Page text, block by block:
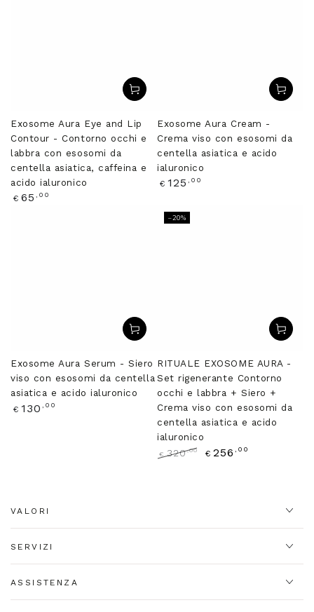
Exosome Aura Eye and Lip
Contour - Contorno occhi e
labbra con esosomi da
centella asiatica, caffeina e
acido ialuronico
Prezzo
€ 65 ,00
Exosome Aura Cream -
Crema viso con esosomi da
centella asiatica e acido
ialuronico
Prezzo
€ 125 ,00
Exosome Aura Serum - Siero
viso con esosomi da centella
asiatica e acido ialuronico
Prezzo
€ 130 ,00
RITUALE EXOSOME AURA -
Set rigenerante Contorno
occhi e labbra + Siero +
Crema viso con esosomi da
centella asiatica e acido
ialuronico
€ 320,00 € 256 ,00
–20%
VALORI
SERVIZI
ASSISTENZA